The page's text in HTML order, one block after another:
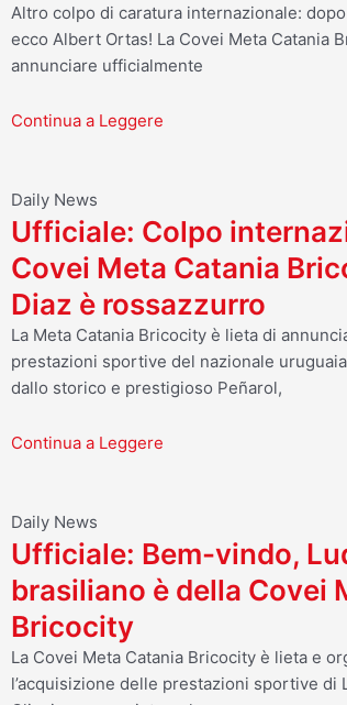
Altro colpo di caratura internazionale:
ecco Albert Ortas! La Covei Meta Catania
annunciare ufficialmente
Continua a Leggere
Daily News
Ufficiale: Colpo
Covei Meta Catania
Diaz è rossazzurro
La Meta Catania Bricocity è lieta di
prestazioni sportive del nazionale
dallo storico e prestigioso Peñarol,
Continua a Leggere
Daily News
Ufficiale: Bem-vindo,
brasiliano è della Covei
Bricocity
La Covei Meta Catania Bricocity è lieta e
l’acquisizione delle prestazioni sportive di